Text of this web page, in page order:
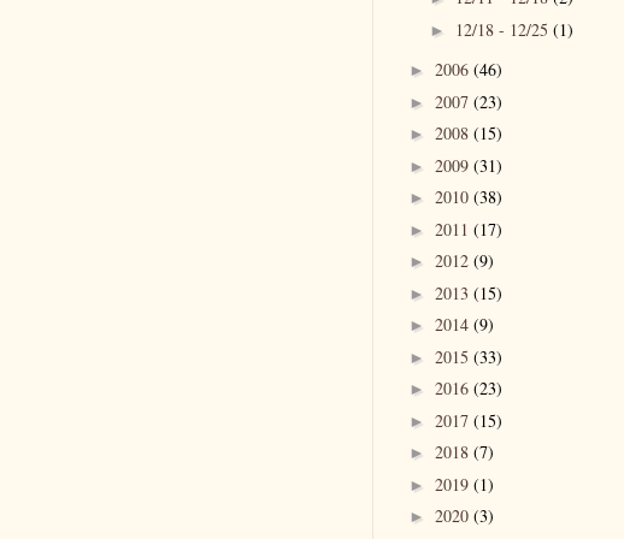
► 12/18 - 12/25 (1)
► 2006 (46)
► 2007 (23)
► 2008 (15)
► 2009 (31)
► 2010 (38)
► 2011 (17)
► 2012 (9)
► 2013 (15)
► 2014 (9)
► 2015 (33)
► 2016 (23)
► 2017 (15)
► 2018 (7)
► 2019 (1)
► 2020 (3)